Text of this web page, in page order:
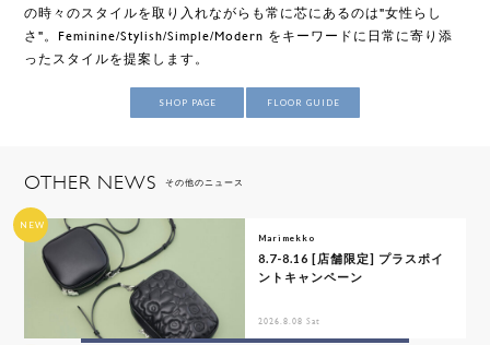
の時々のスタイルを取り入れながらも常に芯にあるのは"女性らし
さ"。Feminine/Stylish/Simple/Modern をキーワードに日常に寄り添
ったスタイルを提案します。
SHOP PAGE FLOOR GUIDE
OTHER NEWS その他のニュース
NEW
Marimekko
8.7-8.16 [店舗限定] プラスポイ
ントキャンペーン
2026.8.08 Sat